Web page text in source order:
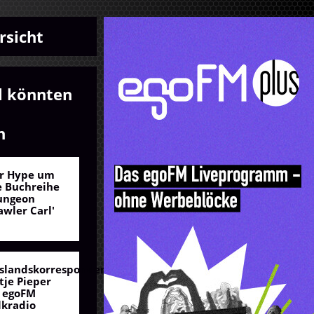
könnten
Hype um
Buchreihe
Carl'
Pieper